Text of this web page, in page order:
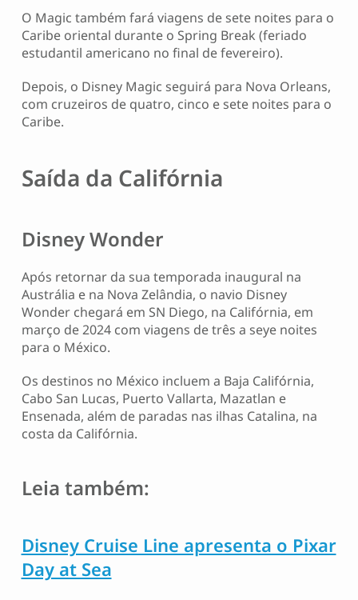
O Magic também fará viagens de sete noites para o
Caribe oriental durante o Spring Break (feriado
estudantil americano no final de fevereiro).
Depois, o Disney Magic seguirá para Nova Orleans,
com cruzeiros de quatro, cinco e sete noites para o
Caribe.
Saída da Califórnia
Disney Wonder
Após retornar da sua temporada inaugural na
Austrália e na Nova Zelândia, o navio Disney
Wonder chegará em SN Diego, na Califórnia, em
março de 2024 com viagens de três a seye noites
para o México.
Os destinos no México incluem a Baja Califórnia,
Cabo San Lucas, Puerto Vallarta, Mazatlan e
Ensenada, além de paradas nas ilhas Catalina, na
costa da Califórnia.
Leia também:
Disney Cruise Line apresenta o Pixar
Day at Sea